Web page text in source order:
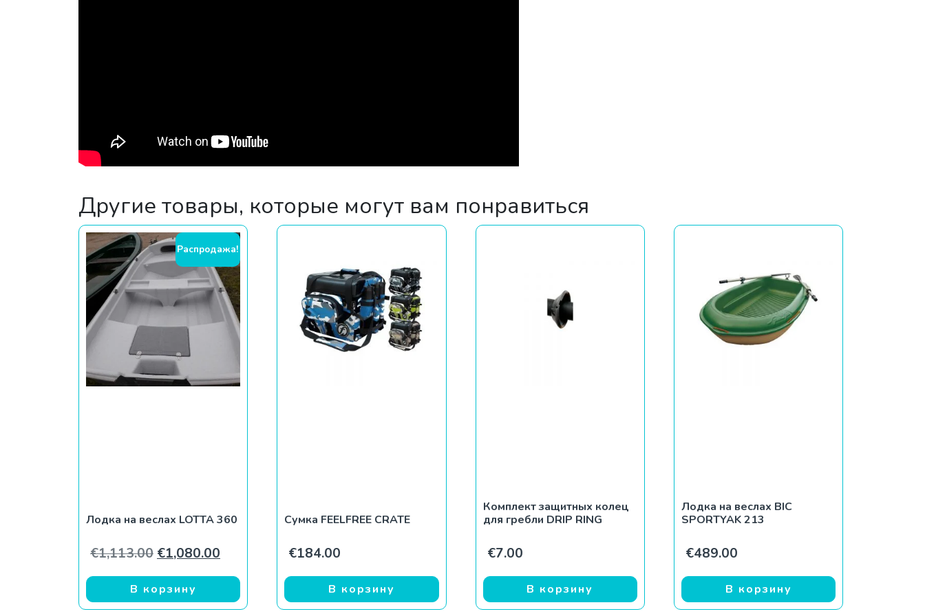
Другие товары, которые могут вам понравиться
Распродажа!
Лодка на веслах LOTTA 360
€1,113.00 Первоначальная цена составляла €1,113.00.
€1,080.00 Текущая цена: €1,080.00.
В корзину
Сумка FEELFREE CRATE
€184.00
В корзину
Комплект защитных колец
для гребли DRIP RING
€7.00
В корзину
Лодка на веслах BIC
SPORTYAK 213
€489.00
В корзину